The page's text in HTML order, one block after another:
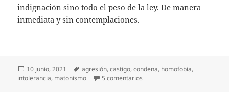
indignación sino todo el peso de la ley. De manera
inmediata y sin contemplaciones.
Publicado
el
10 junio, 2021 Etiquetas
agresión,castigo,condena, homofobia,
intolerancia, matonismo 5 comentarios